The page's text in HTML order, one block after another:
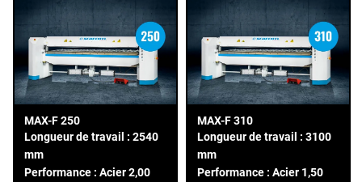
MAX-F 250
Longueur de travail : 2540
mm
Performance : Acier 2,00
MAX-F 310
Longueur de travail : 3100
mm
Performance : Acier 1,50